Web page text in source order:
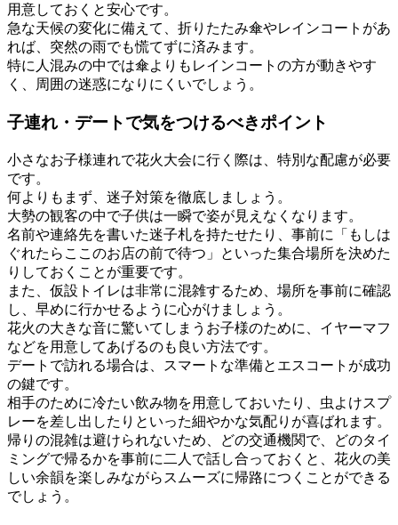
用意しておくと安心です。
急な天候の変化に備えて、折りたたみ傘やレインコートがあ
れば、突然の雨でも慌てずに済みます。
特に人混みの中では傘よりもレインコートの方が動きやす
く、周囲の迷惑になりにくいでしょう。
子連れ・デートで気をつけるべきポイント
小さなお子様連れで花火大会に行く際は、特別な配慮が必要
です。
何よりもまず、迷子対策を徹底しましょう。
大勢の観客の中で子供は一瞬で姿が見えなくなります。
名前や連絡先を書いた迷子札を持たせたり、事前に「もしは
ぐれたらここのお店の前で待つ」といった集合場所を決めた
りしておくことが重要です。
また、仮設トイレは非常に混雑するため、場所を事前に確認
し、早めに行かせるように心がけましょう。
花火の大きな音に驚いてしまうお子様のために、イヤーマフ
などを用意してあげるのも良い方法です。
デートで訪れる場合は、スマートな準備とエスコートが成功
の鍵です。
相手のために冷たい飲み物を用意しておいたり、虫よけスプ
レーを差し出したりといった細やかな気配りが喜ばれます。
帰りの混雑は避けられないため、どの交通機関で、どのタイ
ミングで帰るかを事前に二人で話し合っておくと、花火の美
しい余韻を楽しみながらスムーズに帰路につくことができる
でしょう。